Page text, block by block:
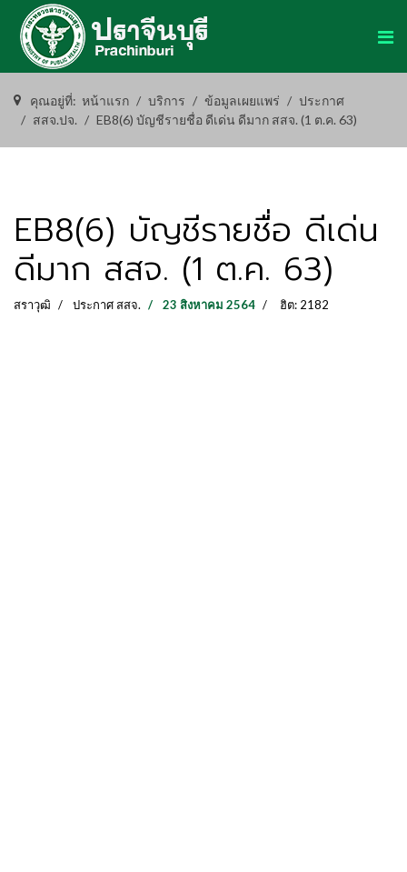
คุณอยู่ที่: หน้าแรก บริการ ข้อมูลเผยแพร่
ประกาศ
สสจ.ปจ.
EB8(6) บัญชีรายชื่อ ดีเด่น ดีมาก สสจ. (1 ต.ค. 63)
EB8(6) บัญชีรายชื่อ ดีเด่น
ดีมาก สสจ. (1 ต.ค. 63)
สราวุฒิ ประกาศ สสจ. 23 สิงหาคม 2564 ฮิต: 2182